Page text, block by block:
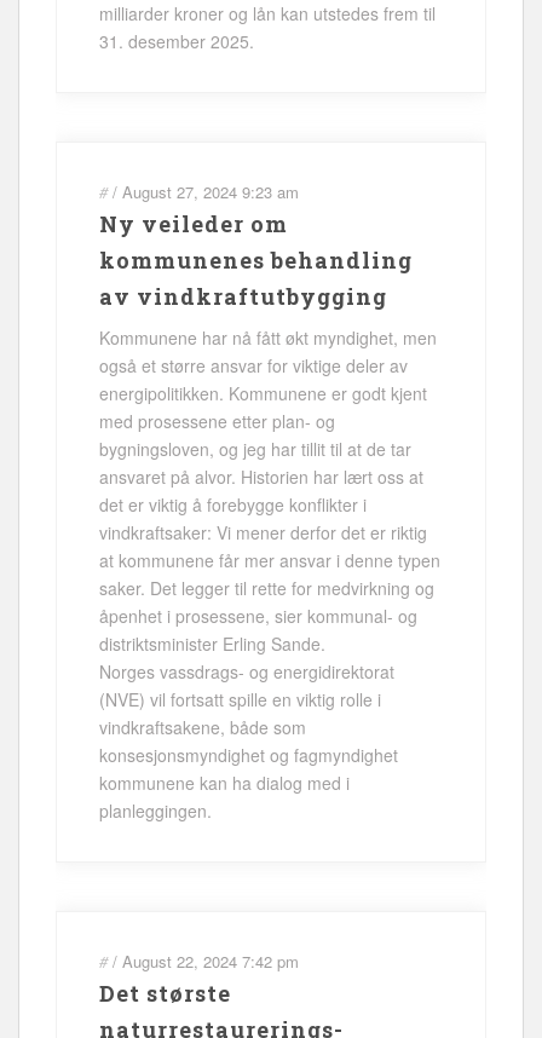
milliarder kroner og lån kan utstedes frem til
31. desember 2025.
#/ August 27, 2024 9:23 am
Ny veileder om
kommunenes behandling
av vindkraftutbygging
Kommunene har nå fått økt myndighet, men
også et større ansvar for viktige deler av
energipolitikken. Kommunene er godt kjent
med prosessene etter plan- og
bygningsloven, og jeg har tillit til at de tar
ansvaret på alvor. Historien har lært oss at
det er viktig å forebygge konflikter i
vindkraftsaker: Vi mener derfor det er riktig
at kommunene får mer ansvar i denne typen
saker. Det legger til rette for medvirkning og
åpenhet i prosessene, sier kommunal- og
distriktsminister Erling Sande.
Norges vassdrags- og energidirektorat
(NVE) vil fortsatt spille en viktig rolle i
vindkraftsakene, både som
konsesjonsmyndighet og fagmyndighet
kommunene kan ha dialog med i
planleggingen.
#/ August 22, 2024 7:42 pm
Det største
naturrestaurerings-